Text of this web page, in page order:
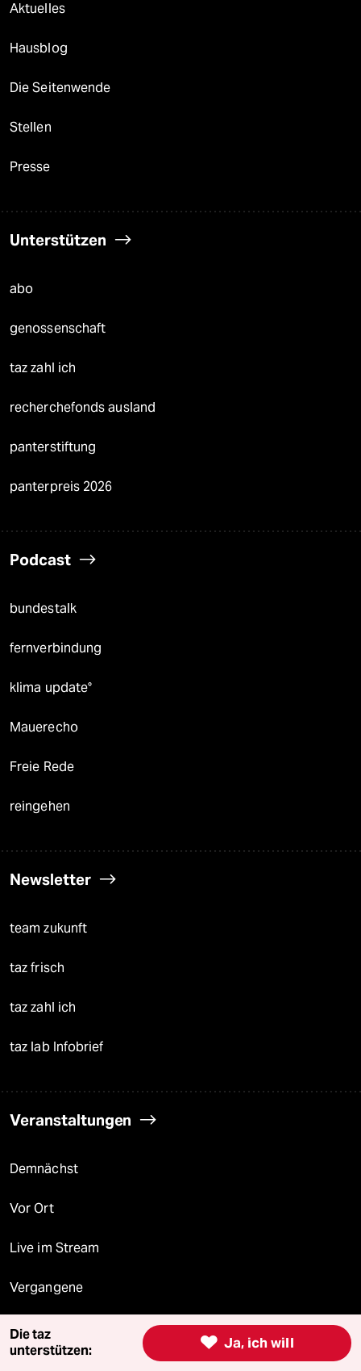
Aktuelles
Hausblog
Die Seitenwende
Stellen
Presse
Unterstützen
abo
genossenschaft
taz zahl ich
recherchefonds ausland
panterstiftung
panterpreis 2026
Podcast
bundestalk
fernverbindung
klima update°
Mauerecho
Freie Rede
reingehen
Newsletter
team zukunft
taz frisch
taz zahl ich
taz lab Infobrief
Veranstaltungen
Demnächst
Vor Ort
Live im Stream
Vergangene
taz lab 2027
 Ja, ich will
Die taz
unterstützen: